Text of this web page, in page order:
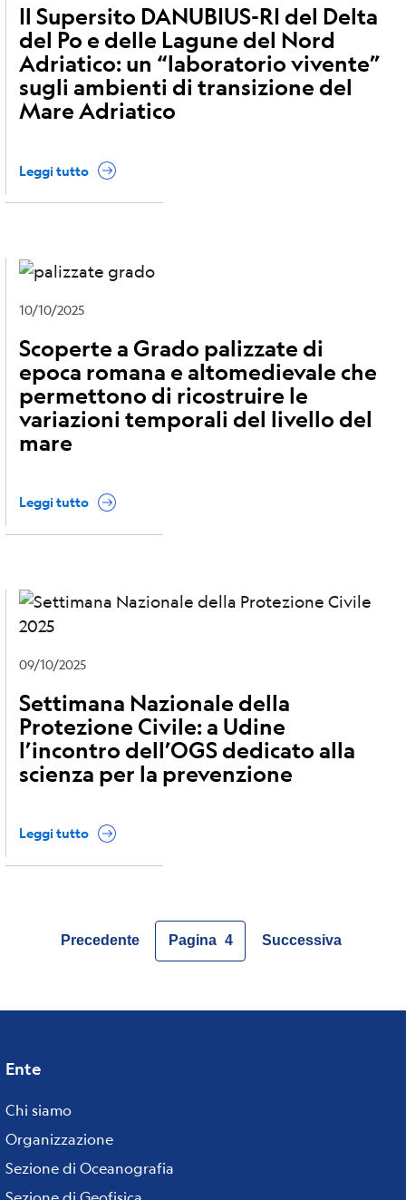
Il Supersito DANUBIUS-RI del Delta
del Po e delle Lagune del Nord
Adriatico: un “laboratorio vivente”
sugli ambienti di transizione del
Mare Adriatico
Leggi tutto
10/10/2025
Scoperte a Grado palizzate di
epoca romana e altomedievale che
permettono di ricostruire le
variazioni temporali del livello del
mare
Leggi tutto
09/10/2025
Settimana Nazionale della
Protezione Civile: a Udine
l’incontro dell’OGS dedicato alla
scienza per la prevenzione
Leggi tutto
Pagina
Precedente
Pagina
Pagina 4 Pagina
Successiva
Footer
menu
Ente
Chi siamo
Organizzazione
Sezione di Oceanografia